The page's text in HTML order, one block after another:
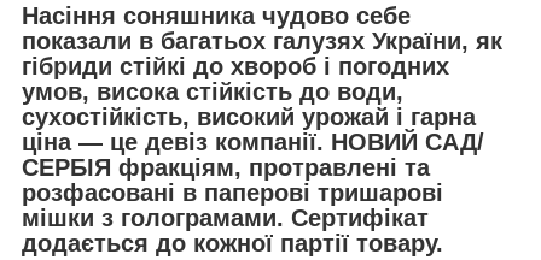
Насіння соняшника чудово себе
показали в багатьох галузях України, як
гібриди стійкі до хвороб і погодних
умов, висока стійкість до води,
сухостійкість, високий урожай і гарна
ціна — це девіз компанії. НОВИЙ САД/
СЕРБІЯ фракціям, протравлені та
розфасовані в паперові тришарові
мішки з голограмами. Сертифікат
додається до кожної партії товару.